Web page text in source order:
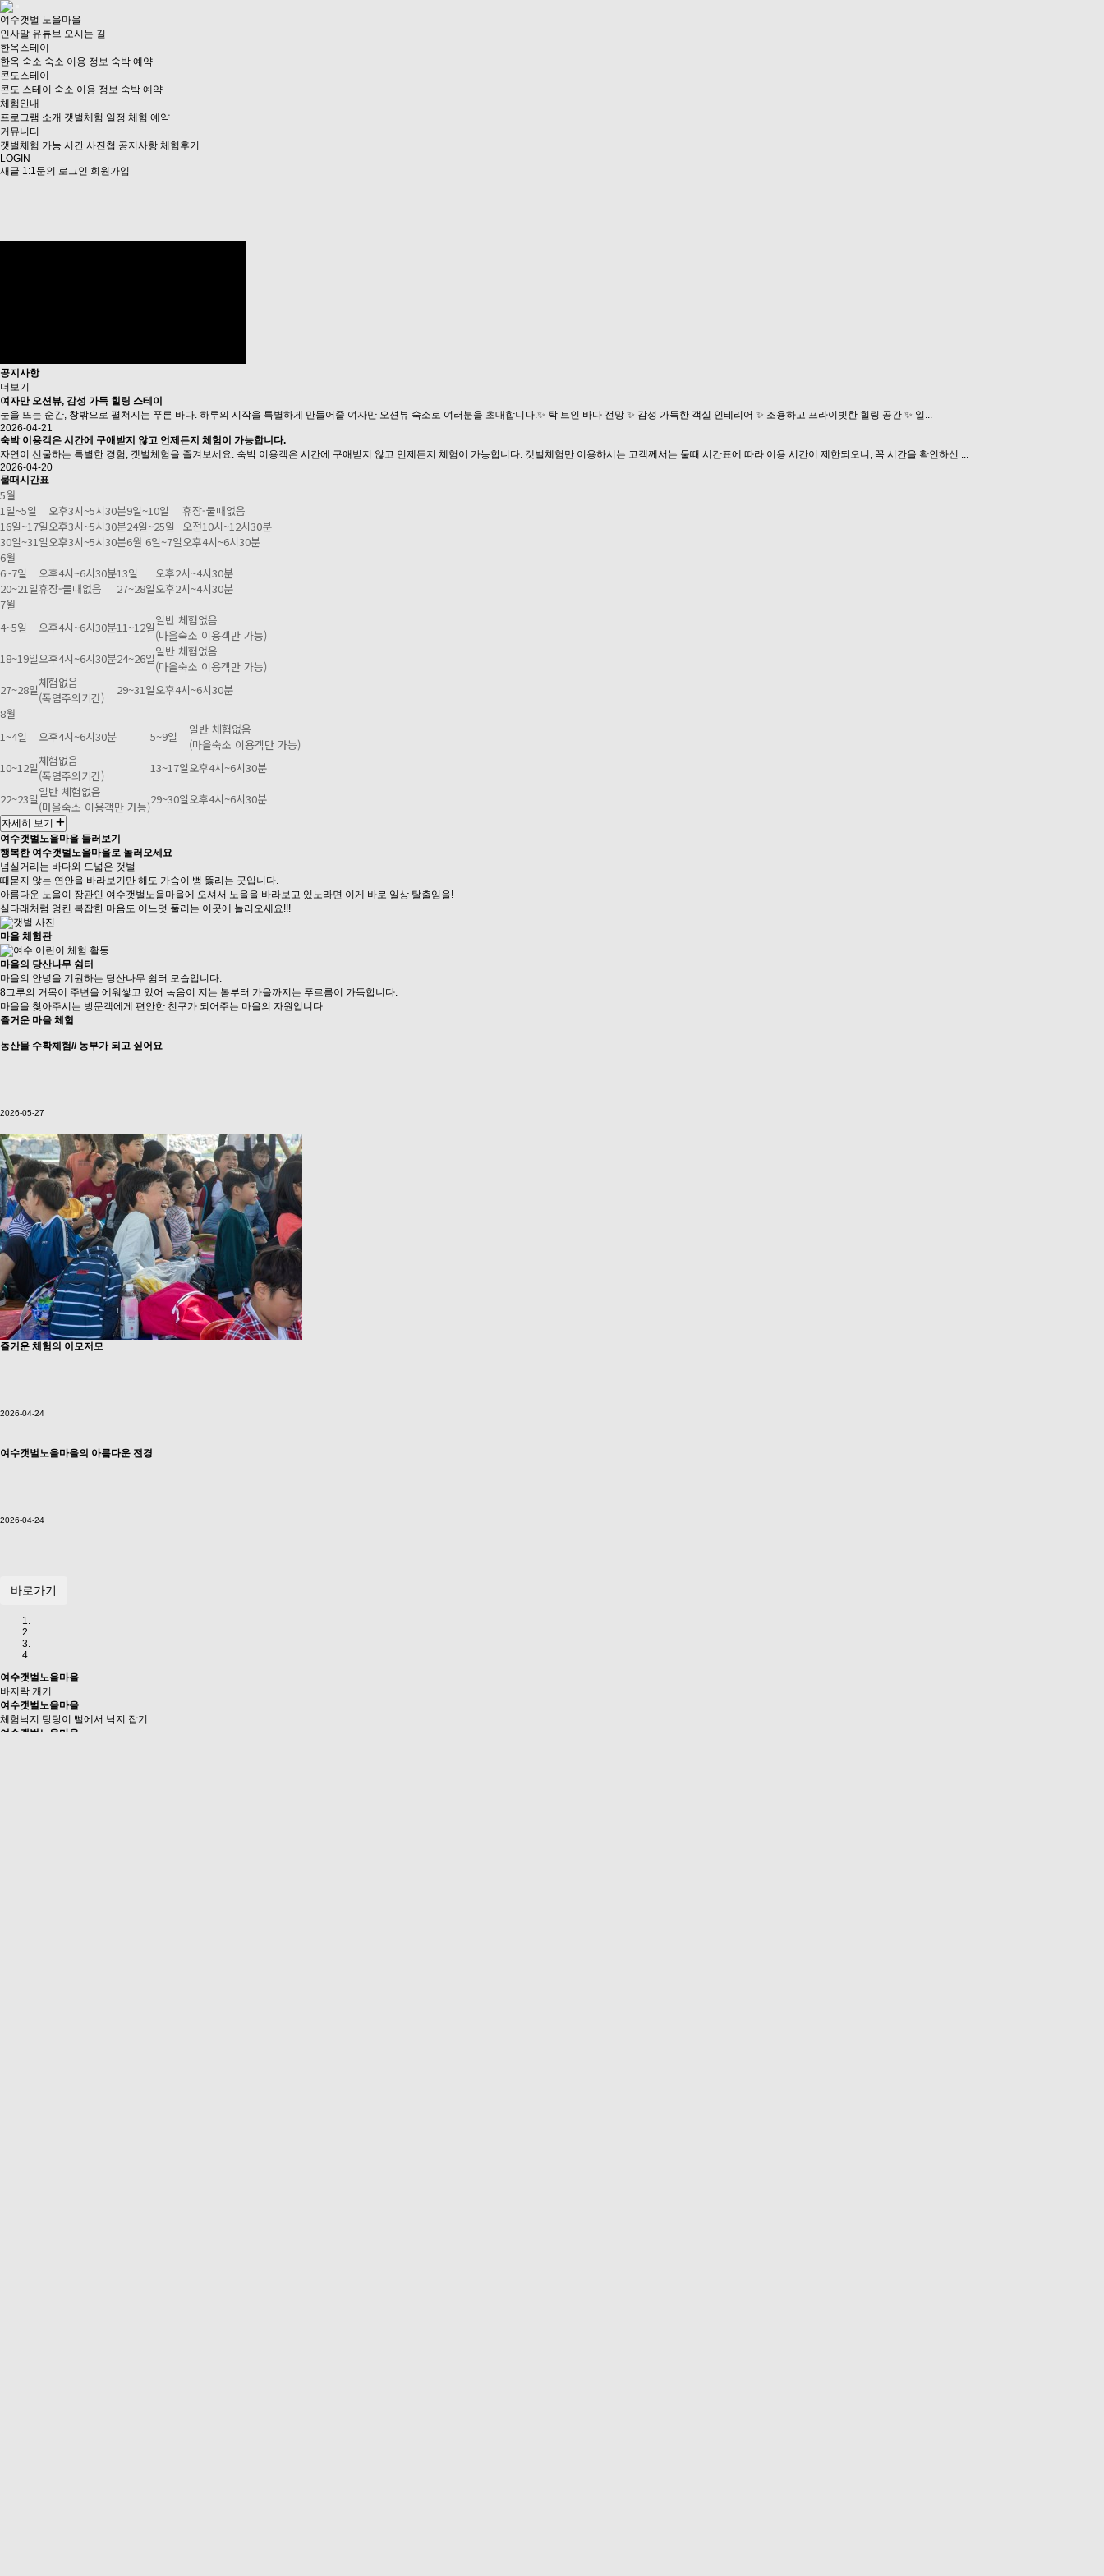
여수갯벌 노을마을
인사말 유튜브 오시는 길
한옥스테이
한옥 숙소 숙소 이용 정보 숙박 예약
콘도스테이
콘도 스테이
숙소 이용 정보 숙박 예약
체험안내
프로그램 소개 갯벌체험 일정 체험 예약
커뮤니티
갯벌체험 가능 시간 사진첩 공지사항 체험후기
LOGIN
새글 1:1문의 로그인 회원가입
공지사항
더보기
여자만 오션뷰, 감성 가득 힐링 스테이
눈을 뜨는 순간, 창밖으로 펼쳐지는 푸른 바다. 하루의 시작을 특별하게 만들어줄 여자만 오션뷰 숙소로 여러분을 초대합니다.✨ 탁 트인 바다 전망 ✨ 감성 가득한 객실 인테리어 ✨ 조용하고 프라이빗한 힐링 공간 ✨ 일...
2026-04-21
숙박 이용객은 시간에 구애받지 않고 언제든지 체험이 가능합니다.
자연이 선물하는 특별한 경험, 갯벌체험을 즐겨보세요. 숙박 이용객은 시간에 구애받지 않고 언제든지 체험이 가능합니다. 갯벌체험만 이용하시는 고객께서는 물때 시간표에 따라 이용 시간이 제한되오니, 꼭 시간을 확인하신 ...
2026-04-20
물때시간표
5월
1일~5일
오후3시~5시30분9일~10일
휴장-물때없음
16일~17일오후3시~5시30분24일~25일
오전10시~12시30분
30일~31일오후3시~5시30분6월 6일~7일오후4시~6시30분
6월
6~7일
오후4시~6시30분13일
오후2시~4시30분
20~21일휴장-물때없음 27~28일오후2시~4시30분
7월
4~5일
오후4시~6시30분11~12일일반 체험없음
(마을숙소 이용객만 가능)
18~19일오후4시~6시30분24~26일일반 체험없음
(마을숙소 이용객만 가능)
27~28일체험없음
(폭염주의기간)
29~31일오후4시~6시30분
8월
1~4일
오후4시~6시30분 5~9일
일반 체험없음
(마을숙소 이용객만 가능)
10~12일체험없음
(폭염주의기간)
13~17일오후4시~6시30분
22~23일일반 체험없음
(마을숙소 이용객만 가능)
29~30일오후4시~6시30분
자세히 보기
여수갯벌노을마을 둘러보기
행복한 여수갯벌노을마을로 놀러오세요
넘실거리는 바다와 드넓은 갯벌
때묻지 않는 연안을 바라보기만 해도 가슴이 뻥 뚫리는 곳입니다.
아름다운 노을이 장관인 여수갯벌노을마을에 오셔서 노을을 바라보고 있노라면 이게 바로 일상 탈출임을!
실타래처럼 엉킨 복잡한 마음도 어느덧 풀리는 이곳에 놀러오세요!!!
마을 체험관
마을의 당산나무 쉼터
마을의 안녕을 기원하는 당산나무 쉼터 모습입니다.
8그루의 거목이 주변을 에워쌓고 있어 녹음이 지는 봄부터 가을까지는 푸르름이 가득합니다.
마을을 찾아주시는 방문객에게 편안한 친구가 되어주는 마을의 자원입니다
즐거운 마을 체험
농산물 수확체험// 농부가 되고 싶어요
2026-05-27
즐거운 체험의 이모저모
2026-04-24
여수갯벌노을마을의 아름다운 전경
2026-04-24
바로가기
여수갯벌노을마을
바지락 캐기
여수갯벌노을마을
체험낙지 탕탕이 뻘에서 낙지 잡기
여수갯벌노을마을